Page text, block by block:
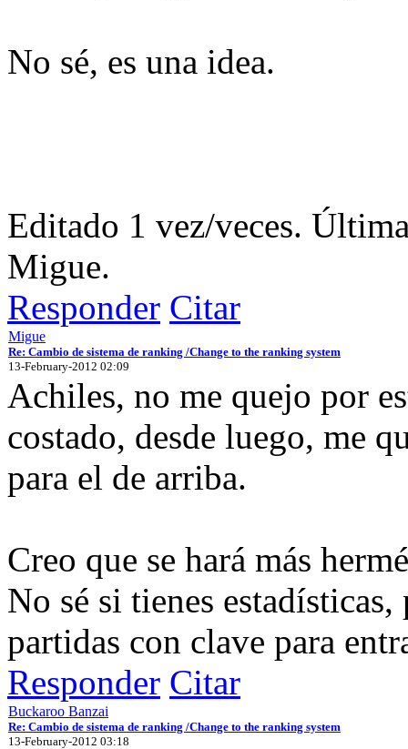
No sé, es una idea.
Editado 1 vez/veces.
Migue.
Responder Citar
Migue
Re: Cambio de sistema de ranking /Change to the ranking system
13-February-2012 02:09
Achiles, no me quejo por
costado, desde luego, me
para el de arriba.
Creo que se hará más
No sé si tienes
partidas con clave para
Responder Citar
Buckaroo Banzai
Re: Cambio de sistema de ranking /Change to the ranking system
13-February-2012 03:18